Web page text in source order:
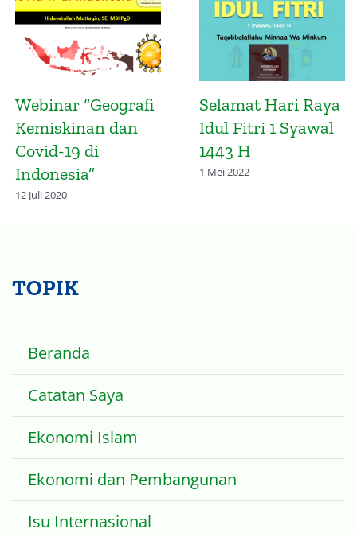
Selamat Hari Raya
Idul Fitri 1 Syawal
1443 H
1 Mei 2022
Materi Presentasi:
Tantangan
Pemerintah
Daerah di Era New
Beranda
Catatan Saya
Ekonomi Islam
Ekonomi dan Pembangunan